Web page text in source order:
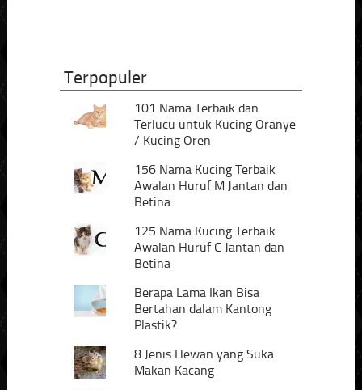
Terpopuler
101 Nama Terbaik dan
Terlucu untuk Kucing Oranye
/ Kucing Oren
156 Nama Kucing Terbaik
Awalan Huruf M Jantan dan
Betina
125 Nama Kucing Terbaik
Awalan Huruf C Jantan dan
Betina
Berapa Lama Ikan Bisa
Bertahan dalam Kantong
Plastik?
8 Jenis Hewan yang Suka
Makan Kacang